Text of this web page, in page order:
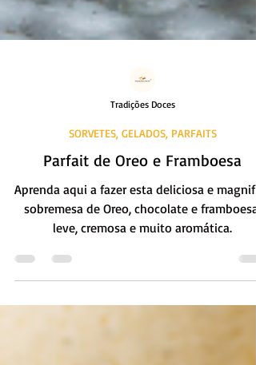
SORVETES, GELADOS, PARFAITS
Parfait de Oreo e Framboesa
Aprenda aqui a fazer esta deliciosa e
sobremesa de Oreo, chocolate e framboesa,
leve, cremosa e muito aromática.